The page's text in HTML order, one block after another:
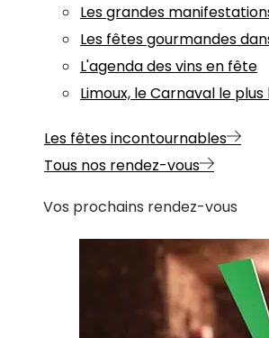
Les grandes
Les fêtes gourmandes
L'agenda des vins en fête
Limoux, le Carnaval le
Les fêtes incontournables
Tous nos rendez-vous
Vos prochains rendez-vous